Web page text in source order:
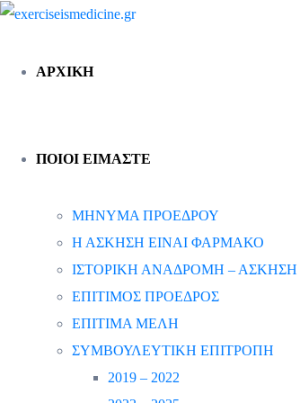
ΑΡΧΙΚΗ
ΠΟΙΟΙ ΕΙΜΑΣΤΕ
ΜΗΝΥΜΑ ΠΡΟΕΔΡΟΥ
Η ΑΣΚΗΣΗ ΕΙΝΑΙ ΦΑΡΜΑΚΟ
ΙΣΤΟΡΙΚΗ ΑΝΑΔΡΟΜΗ – ΑΣΚΗΣΗ
ΕΠΙΤΙΜΟΣ ΠΡΟΕΔΡΟΣ
ΕΠΙΤΙΜΑ ΜΕΛΗ
ΣΥΜΒΟΥΛΕΥΤΙΚΗ ΕΠΙΤΡΟΠΗ
2019 – 2022